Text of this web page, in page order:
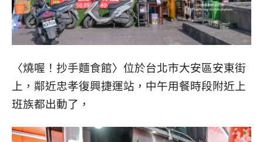
〈燒喔！抄手麵食館〉位於台北市大安區安東街
上，鄰近忠孝復興捷運站，中午用餐時段附近上
班族都出動了，